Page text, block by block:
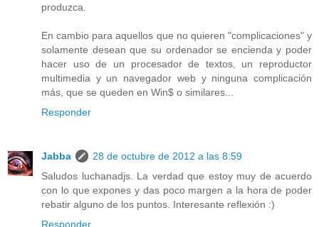
produzca.
En cambio para aquellos que no quieren "complicaciones" y
solamente desean que su ordenador se encienda y poder
hacer uso de un procesador de textos, un reproductor
multimedia y un navegador web y ninguna complicación
más, que se queden en Win$ o similares...
Responder
Jabba
28 de octubre de 2012 a las 8:59
Saludos luchanadjs. La verdad que estoy muy de acuerdo
con lo que expones y das poco margen a la hora de poder
rebatir alguno de los puntos. Interesante reflexión :)
Responder